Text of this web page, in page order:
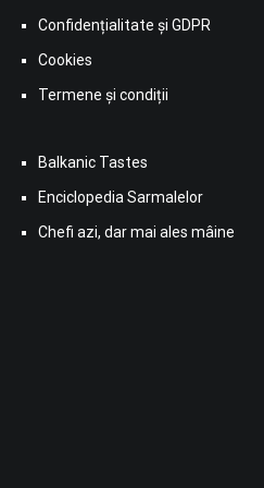
Confidențialitate și GDPR
Cookies
Termene și condiții
Balkanic Tastes
Enciclopedia Sarmalelor
Chefi azi, dar mai ales mâine